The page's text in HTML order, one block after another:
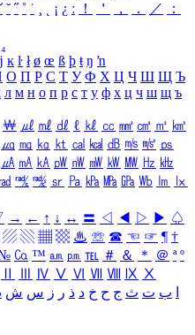
˘ ˝ ˚ ˙ ¸ ¡ ¿ ː ！ ＇ ， ． ／
：
₄
ĸ ŀ ł ø œ ß þ ŧ ŋ ŉ
О П Р С Т У Ф Х Ц Ч Ш Щ Ъ
л м н о п р с т у ф х ц ч ш щ ъ
￦ ㎕ ㎖ ㎗ ℓ ㎘ ㏄ ㎣ ㎤ ㎥ ㎦
㎍ ㎎ ㎏ ㏏ ㎈ ㎉ ㏈ ㎧ ㎨ ㎰
㎂ ㎃ ㎄ ㎺ ㎻ ㎽ ㎾ ㎿ ㎐ ㎑
㎮ ㎯ ㏛ ㎩ ㎪ ㎫ ㎬ ㏝ ㏐
㏓
→ ← ↑ ↓ ↔ 〓 ◁ ◀ ▷ ▶ ♤
▨ ▧ ▦ ▩ ♨ ☏ ☎ ☜ ☞ ¶ †
㏇ ™ ㏂ ㏘ ℡ ＃ ＆ ＊ ＠ ª º
Ⅳ Ⅴ Ⅵ Ⅶ Ⅷ Ⅸ Ⅹ
ب ت ث ج ح خ د ذ ر ز س ش